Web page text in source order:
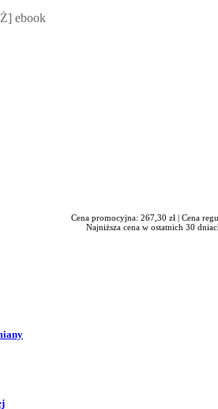
ebook
Cena promocyjna: 267,30 zł | Cena
Najniższa cena w ostatnich 30